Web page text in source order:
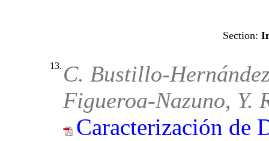
13. C. Bustillo-
Figueroa-Nazuno, Y.
Caracterización de